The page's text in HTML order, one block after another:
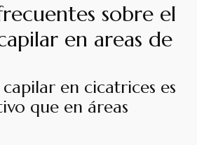
sobre el
en areas de
en cicatrices es
que en áreas